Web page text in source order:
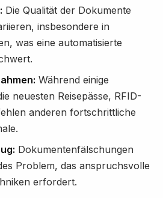
Die Qualität der Dokumente
insbesondere in
was eine automatisierte
Während einige
neuesten Reisepässe, RFID-
anderen fortschrittliche
Dokumentenfälschungen
Problem, das anspruchsvolle
erfordert.